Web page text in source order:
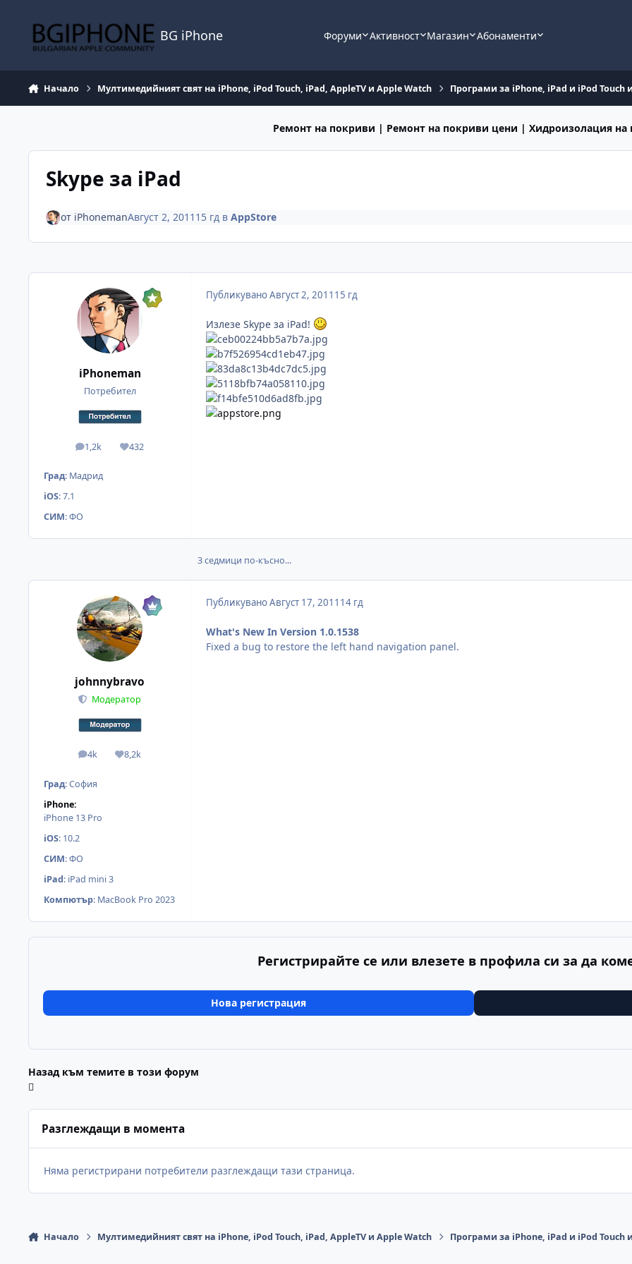
BG iPhone Форуми Активност Магазин Абонаменти
Начало Мултимедийният свят на iPhone, iPod Touch, iPad, AppleTV и Apple Watch Програми за iPhone, iPad и iPod Touch
Ремонт на покриви | Ремонт на покриви цени | Хидроизолация на
Skype за iPad
от iPhonemanАвгуст 2, 2011 15 гдв AppStore
iPhoneman
Потребител
1,2k
мнения 432
Reputation
Град: Мадрид
iOS:7.1
СИМ:ФО
ПубликуваноАвгуст 2, 2011 15 гд
Излезе Skype за iPad!
3 седмици по-късно...
johnnybravo
Модератор
4k
мнения 8,2k
Reputation
Град:София
iPhone:
iPhone 13 Pro
iOS: 10.2
СИМ:ФО
iPad: iPad mini 3
Компютър: MacBook Pro 2023
ПубликуваноАвгуст 17, 2011 14 гд
What's New In Version 1.0.1538
Fixed a bug to restore the left hand navigation panel.
Регистрирайте се или влезете в профила си за да
Нова регистрация
Назад към темите в този форум
Разглеждащи в момента
Няма регистрирани потребители разглеждащи тази страница.
Начало Мултимедийният свят на iPhone, iPod Touch, iPad, AppleTV и Apple Watch Програми за iPhone, iPad и iPod Touch